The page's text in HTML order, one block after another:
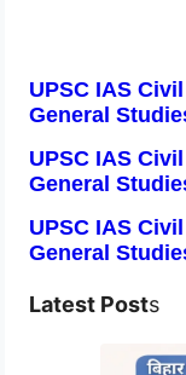
UPSC IAS
General
UPSC IAS
General
UPSC IAS
General
Latest Posts